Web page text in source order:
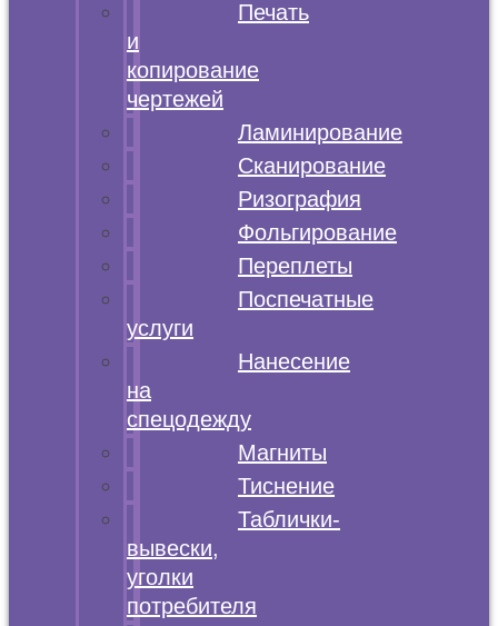
Печать
и
копирование
чертежей
Ламинирование
Сканирование
Ризография
Фольгирование
Переплеты
Поспечатные
услуги
Нанесение
на
спецодежду
Магниты
Тиснение
Таблички-
вывески,
уголки
потребителя